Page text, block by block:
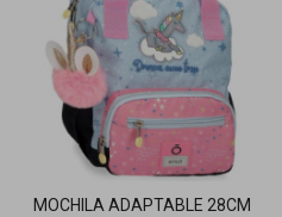
MOCHILA ADAPTABLE 28CM